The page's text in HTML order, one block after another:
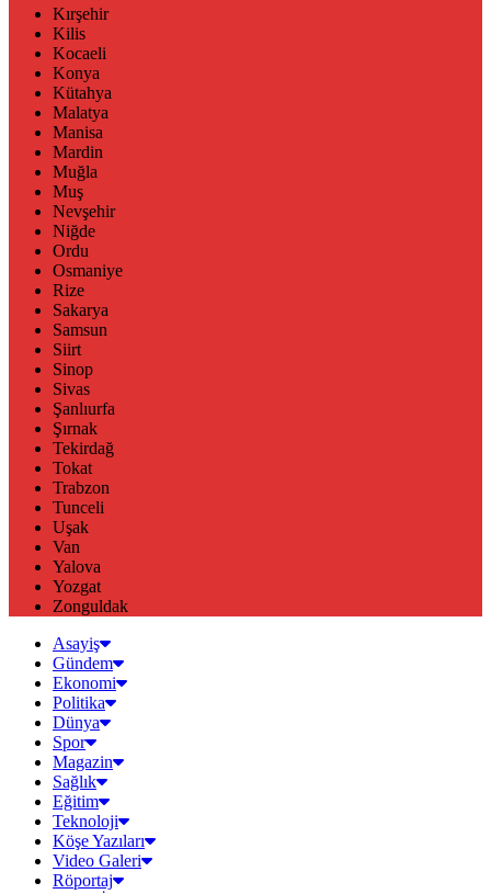
Kırşehir
Kilis
Kocaeli
Konya
Kütahya
Malatya
Manisa
Mardin
Muğla
Muş
Nevşehir
Niğde
Ordu
Osmaniye
Rize
Sakarya
Samsun
Siirt
Sinop
Sivas
Şanlıurfa
Şırnak
Tekirdağ
Tokat
Trabzon
Tunceli
Uşak
Van
Yalova
Yozgat
Zonguldak
Asayiş
Gündem
Ekonomi
Politika
Dünya
Spor
Magazin
Sağlık
Eğitim
Teknoloji
Köşe Yazıları
Video Galeri
Röportaj